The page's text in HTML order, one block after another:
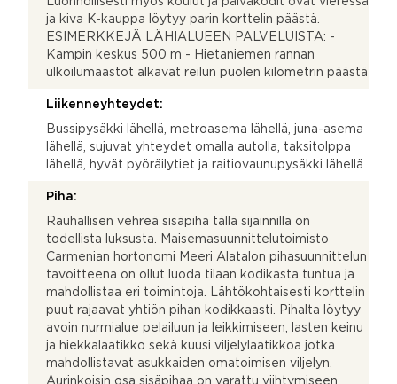
ja kiva K-kauppa löytyy parin korttelin päästä.
ESIMERKKEJÄ LÄHIALUEEN PALVELUISTA: -
Kampin keskus 500 m - Hietaniemen rannan
ulkoilumaastot alkavat reilun puolen kilometrin päästä
Liikenneyhteydet:
Bussipysäkki lähellä, metroasema lähellä, juna-asema
lähellä, sujuvat yhteydet omalla autolla, taksitolppa
lähellä, hyvät pyöräilytiet ja raitiovaunupysäkki lähellä
Piha:
Rauhallisen vehreä sisäpiha tällä sijainnilla on
todellista luksusta. Maisemasuunnittelutoimisto
Carmenian hortonomi Meeri Alatalon pihasuunnittelun
tavoitteena on ollut luoda tilaan kodikasta tuntua ja
mahdollistaa eri toimintoja. Lähtökohtaisesti korttelin
puut rajaavat yhtiön pihan kodikkaasti. Pihalta löytyy
avoin nurmialue pelailuun ja leikkimiseen, lasten keinu
ja hiekkalaatikko sekä kuusi viljelylaatikkoa jotka
mahdollistavat asukkaiden omatoimisen viljelyn.
Aurinkoisin osa sisäpihaa on varattu viihtymiseen